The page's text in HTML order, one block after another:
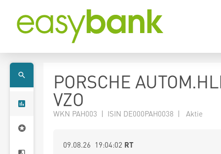
PORSCHE
VZO
WKN PAH003 | ISIN DE000PAH0038 | Aktie
09.08.26 19:04:02 RT